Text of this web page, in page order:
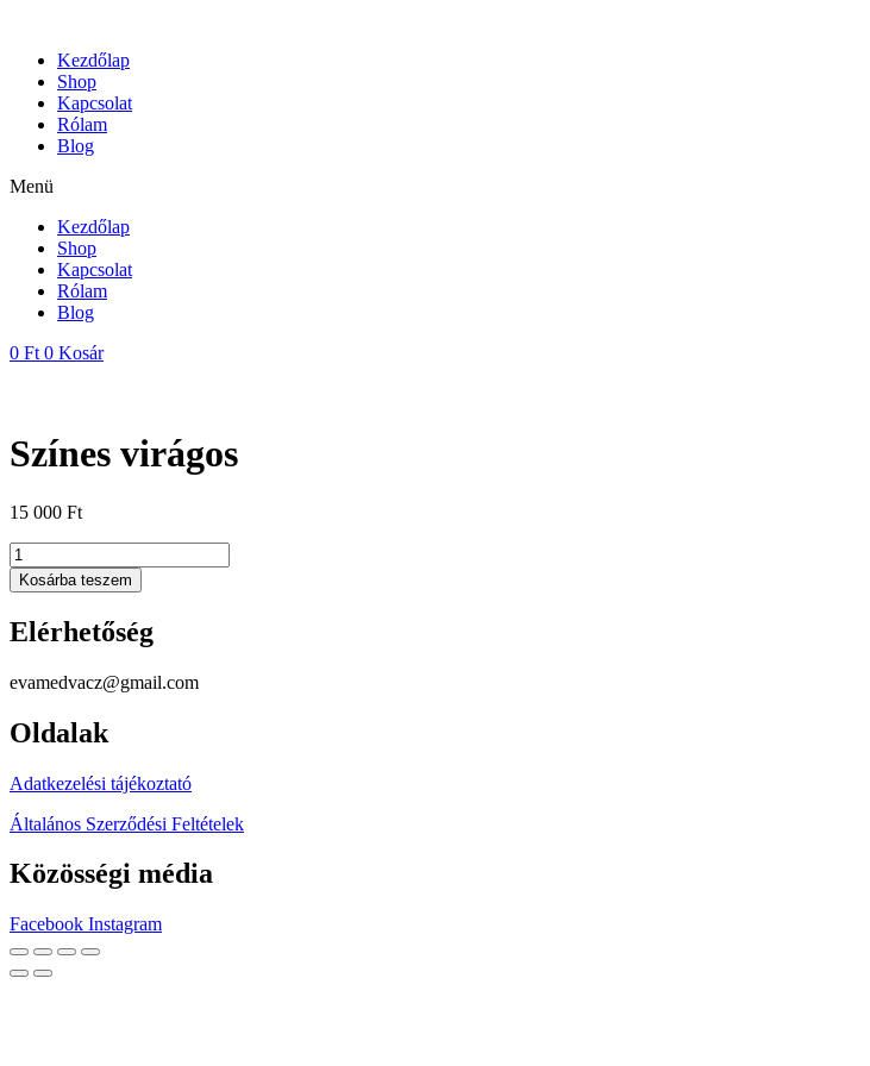
contentKezdőlap
Shop
Kapcsolat
Rólam
Blog
Menü
Kezdőlap
Shop
Kapcsolat
Rólam
Blog
0 Ft 0 Kosár
Színes virágos
15 000 Ft
Színes
virágos
mennyiség
Kosárba teszem
Elérhetőség
evamedvacz@gmail.com
Oldalak
Adatkezelési tájékoztató
Általános Szerződési Feltételek
Közösségi média
Facebook Instagram